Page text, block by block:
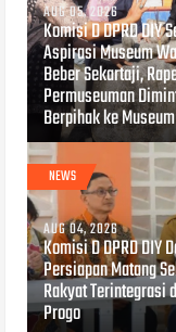
AUG 05, 2026
Komisi D DPRD DIY
Aspirasi Museum
Beber Sekartaji,
Permuseuman
Berpihak ke
NEWS
AUG 04, 2026
Komisi D DPRD DIY
Persiapan Matang
Rakyat Terintegrasi
Progo